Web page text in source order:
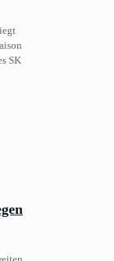
SK